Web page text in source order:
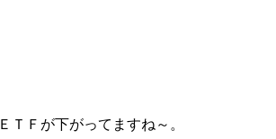
ＴＦが下がってますね～。